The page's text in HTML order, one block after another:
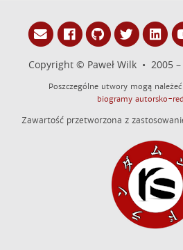
Copyright © Paweł Wilk • 2005 –
Poszczególne utwory mogą
biogramy autorsko-
Zawartość przetworzona z